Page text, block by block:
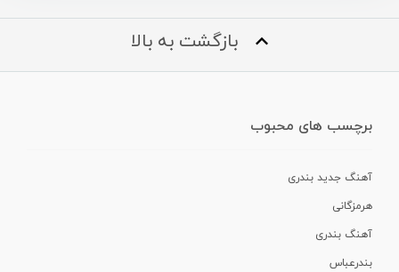
بازگشت به بالا
برچسب های محبوب
آهنگ جدید بندری
هرمزگانی
آهنگ بندری
بندرعباس